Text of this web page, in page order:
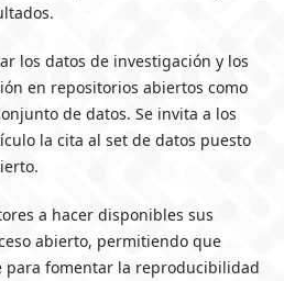
los datos de investigación y los
en repositorios abiertos como
de datos. Se invita a los
la cita al set de datos puesto
a hacer disponibles sus
abierto, permitiendo que
para fomentar la reproducibilidad